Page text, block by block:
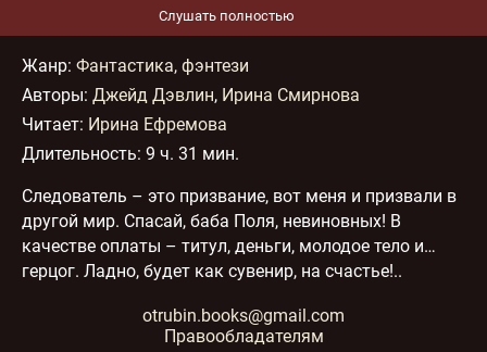
Слушать полностью
Жанр: Фантастика, фэнтези
Авторы: Джейд Дэвлин, Ирина Смирнова
Читает: Ирина Ефремова
Длительность: 9 ч. 31 мин.
Следователь – это призвание, вот меня и призвали в
другой мир. Спасай, баба Поля, невиновных! В
качестве оплаты – титул, деньги, молодое тело и…
герцог. Ладно, будет как сувенир, на счастье!..
otrubin.books@gmail.com
Правообладателям